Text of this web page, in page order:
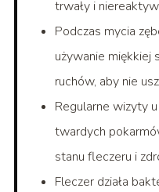
trwały i
Podczas mycia
używanie miękkiej
ruchów, aby nie
Regularne wizyty
twardych
stanu fleczeru i
Fleczer działa